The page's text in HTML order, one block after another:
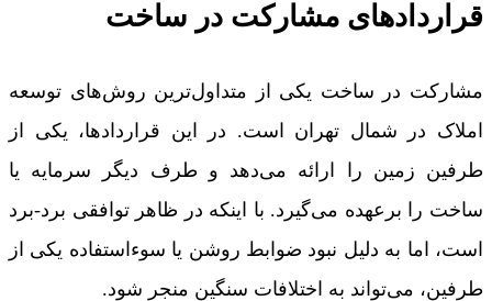
قراردادهای مشارکت در ساخت
مشارکت در ساخت یکی از متداول‌ترین روش‌های توسعه
املاک در شمال تهران است. در این قراردادها، یکی از
طرفین زمین را ارائه می‌دهد و طرف دیگر سرمایه یا
ساخت را برعهده می‌گیرد. با اینکه در ظاهر توافقی برد-برد
است، اما به دلیل نبود ضوابط روشن یا سوء‌استفاده یکی از
طرفین، می‌تواند به اختلافات سنگین منجر شود.